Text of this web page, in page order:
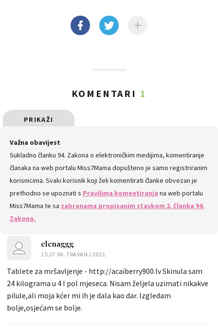
KOMENTARI 1
PRIKAŽI
SVE
KOMENTARE
Važna obavijest
Sukladno članku 94. Zakona o elektroničkim medijima, komentiranje
članaka na web portalu Miss7Mama dopušteno je samo registriranim
korisnicima. Svaki korisnik koji želi komentirati članke obvezan je
prethodno se upoznati s Pravilima komentiranja na web portalu
Miss7Mama te sa zabranama propisanim stavkom 2. članka 94.
Zakona.
elenaggg
15:27 04. TRAVANJ 2021.
Tablete za mršavljenje - http://acaiberry900.lv Skinula sam
24 kilograma u 4 I pol mjeseca. Nisam željela uzimati nikakve
pilule,ali moja kćer mi ih je dala kao dar. Izgledam
bolje,osjećam se bolje.